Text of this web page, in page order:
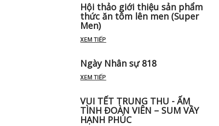
Hội thảo giới thiệu sản phẩm
thức ăn tôm lên men (Super
Men)
XEM TIẾP
Ngày Nhân sự 818
XEM TIẾP
VUI TẾT TRUNG THU - ẤM
TÌNH ĐOÀN VIÊN – SUM VẦY
HẠNH PHÚC